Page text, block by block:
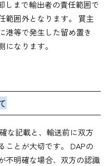
しまで輸出者の責任範囲で
範囲外となります。 買主
港等で発生した留め置き
なります。
な記載と、輸送前に双方
ことが大切です。 DAPの
不明確な場合、双方の認識